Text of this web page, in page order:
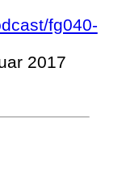
fg040-
2017